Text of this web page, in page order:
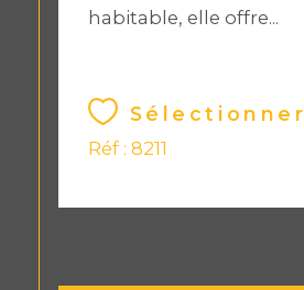
habitable, elle offre...
Sélectionner
Réf : 8211